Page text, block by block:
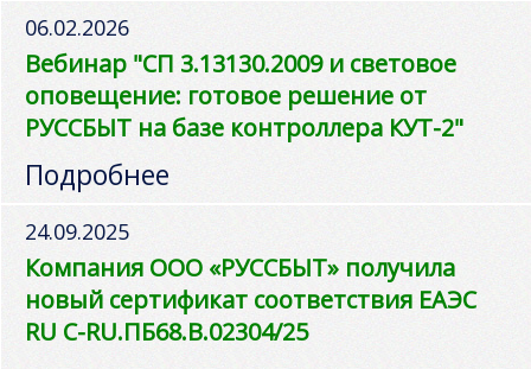
06.02.2026
Вебинар "СП 3.13130.2009 и световое
оповещение: готовое решение от
РУССБЫТ на базе контроллера КУТ-2"
Подробнее
24.09.2025
Компания ООО «РУССБЫТ» получила
новый сертификат соответствия ЕАЭС
RU C-RU.ПБ68.В.02304/25